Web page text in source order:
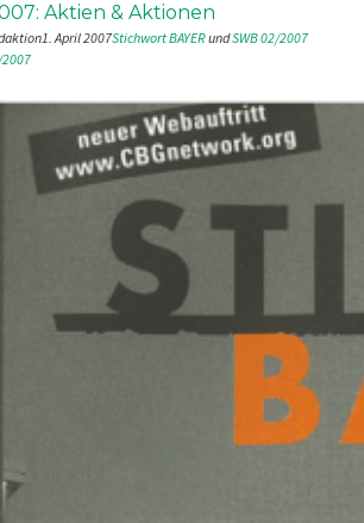
Aktien & Aktionen
1. April 2007Stichwort BAYER und SWB 02/2007
2007